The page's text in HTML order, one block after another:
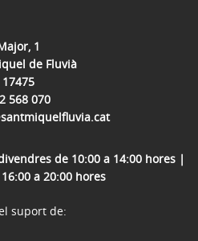
1
de Fluvià
17475
568 070
de 10:00 a 14:00 hores |
a 20:00 hores
suport de: